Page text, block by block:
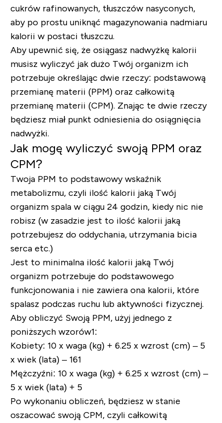
cukrów rafinowanych, tłuszczów nasyconych,
aby po prostu uniknąć magazynowania nadmiaru
kalorii w postaci tłuszczu.
Aby upewnić się, że osiągasz nadwyżkę kalorii
musisz wyliczyć jak dużo Twój organizm ich
potrzebuje określając dwie rzeczy: podstawową
przemianę materii (PPM) oraz całkowitą
przemianę materii (CPM). Znając te dwie rzeczy
będziesz miał punkt odniesienia do osiągnięcia
nadwyżki.
Jak mogę wyliczyć swoją PPM oraz
CPM?
Twoja PPM to podstawowy wskaźnik
metabolizmu, czyli ilość kalorii jaką Twój
organizm spala w ciągu 24 godzin, kiedy nic nie
robisz (w zasadzie jest to ilość kalorii jaką
potrzebujesz do oddychania, utrzymania bicia
serca etc.)
Jest to minimalna ilość kalorii jaką Twój
organizm potrzebuje do podstawowego
funkcjonowania i nie zawiera ona kalorii, które
spalasz podczas ruchu lub aktywności fizycznej.
Aby obliczyć Swoją PPM, użyj jednego z
poniższych wzorów1:
Kobiety: 10 x waga (kg) + 6.25 x wzrost (cm) – 5
x wiek (lata) – 161
Mężczyźni: 10 x waga (kg) + 6.25 x wzrost (cm) –
5 x wiek (lata) + 5
Po wykonaniu obliczeń, będziesz w stanie
oszacować swoją CPM, czyli całkowitą